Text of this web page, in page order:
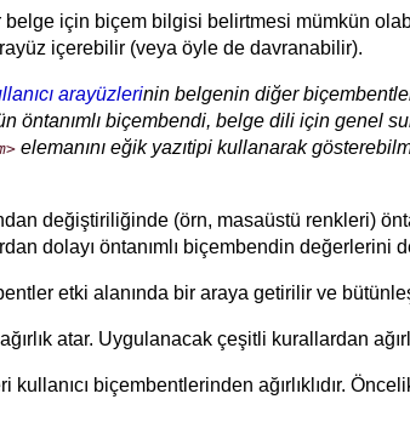
belge için biçem bilgisi belirtmesi mümkün
içerebilir (veya öyle de davranabilir).
arayüzlerinin belgenin diğer
öntanımlı biçembendi, belge dili için genel
elemanını eğik yazıtipi kullanarak
değiştiriliğinde (örn, masaüstü renkleri)
dolayı öntanımlı biçembendin değerlerini
etki alanında bir araya getirilir ve
atar. Uygulanacak çeşitli kurallardan
kullanıcı biçembentlerinden ağırlıklıdır.